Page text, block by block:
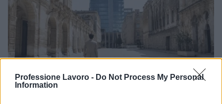
Professione Lavoro - Do Not Process My Personal
Information